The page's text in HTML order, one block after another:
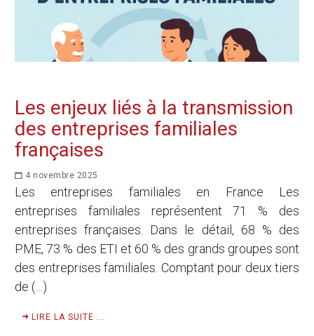
Les enjeux liés à la transmission
des entreprises familiales
françaises
4 novembre 2025
Les entreprises familiales en France Les
entreprises familiales représentent 71 % des
entreprises françaises. Dans le détail, 68 % des
PME, 73 % des ETI et 60 % des grands groupes sont
des entreprises familiales. Comptant pour deux tiers
de (…)
LIRE LA SUITE ...